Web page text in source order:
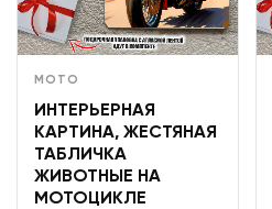
МОТО
ИНТЕРЬЕРНАЯ
КАРТИНА, ЖЕСТЯНАЯ
ТАБЛИЧКА
ЖИВОТНЫЕ НА
МОТОЦИКЛЕ